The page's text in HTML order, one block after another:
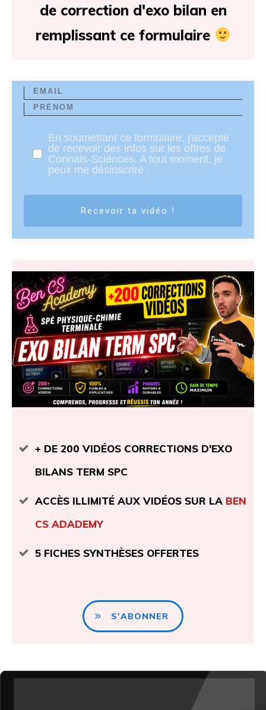
de correction d'exo bilan en
remplissant ce formulaire
En soumettant ce formulaire, j'accepte
de recevoir des infos sur les offres de
Connais-Sciences. A tout moment, je
peux me désinscrire .
Recevoir ta vidéo !
+ DE 200 VIDÉOS CORRECTIONS D'EXO
BILANS TERM SPC
ACCÈS ILLIMITÉ AUX VIDÉOS SUR LA BEN
CS ADADEMY
5 FICHES SYNTHÈSES OFFERTES
S'ABONNER